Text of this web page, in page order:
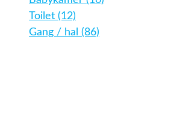
Toilet (12)
Gang / hal (86)